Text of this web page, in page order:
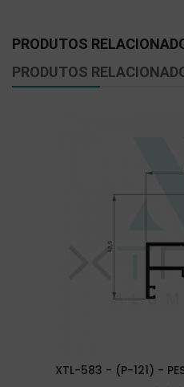
PRODUTOS
PRODUTOS
XTL-583 - (P-121) -